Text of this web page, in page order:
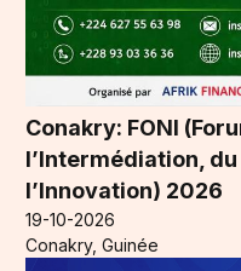
Conakry: FONI
l’Intermédiation,
l’Innovation) 2026
19-10-2026
Conakry, Guinée